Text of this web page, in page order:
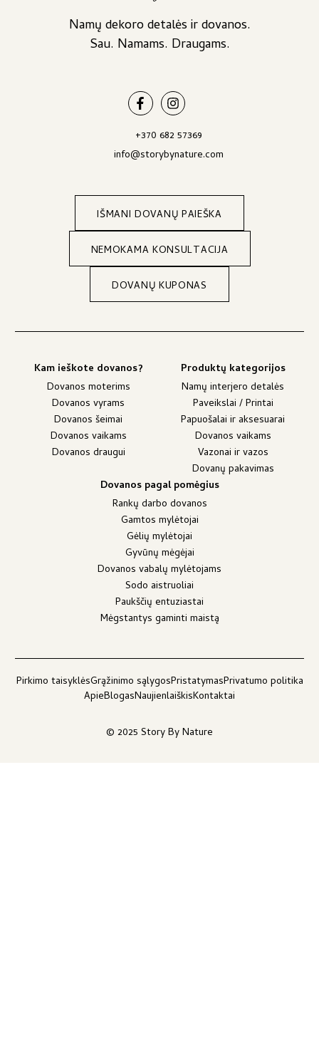
Namų dekoro detalės ir dovanos.
Sau. Namams. Draugams.
+370 682 57369
info@storybynature.com
IŠMANI DOVANŲ PAIEŠKA
NEMOKAMA KONSULTACIJA
DOVANŲ KUPONAS
Kam ieškote dovanos?
Dovanos moterims
Dovanos vyrams
Dovanos šeimai
Dovanos vaikams
Dovanos draugui
Produktų kategorijos
Namų interjero detalės
Paveikslai / Printai
Papuošalai ir aksesuarai
Dovanos vaikams
Vazonai ir vazos
Dovanų pakavimas
Dovanos pagal pomėgius
Rankų darbo dovanos
Gamtos mylėtojai
Gėlių mylėtojai
Gyvūnų mėgėjai
Dovanos vabalų mylėtojams
Sodo aistruoliai
Paukščių entuziastai
Mėgstantys gaminti maistą
© 2025 Story By Nature
Pirkimo taisyklėsGrąžinimo sąlygosPristatymasPrivatumo politika
ApieBlogasNaujienlaiškisKontaktai